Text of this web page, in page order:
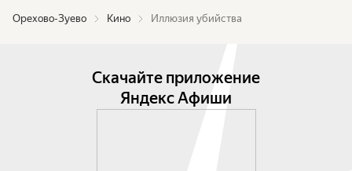
Орехово-Зуево Кино Иллюзия убийства
Скачайте приложение
Яндекс Афиши